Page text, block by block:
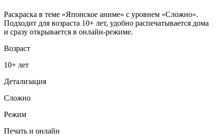
Раскраска в теме «Японское аниме» с уровнем «Сложно».
Подходит для возраста 10+ лет, удобно распечатывается дома
и сразу открывается в онлайн-режиме.
Возраст
10+ лет
Детализация
Сложно
Режим
Печать и онлайн